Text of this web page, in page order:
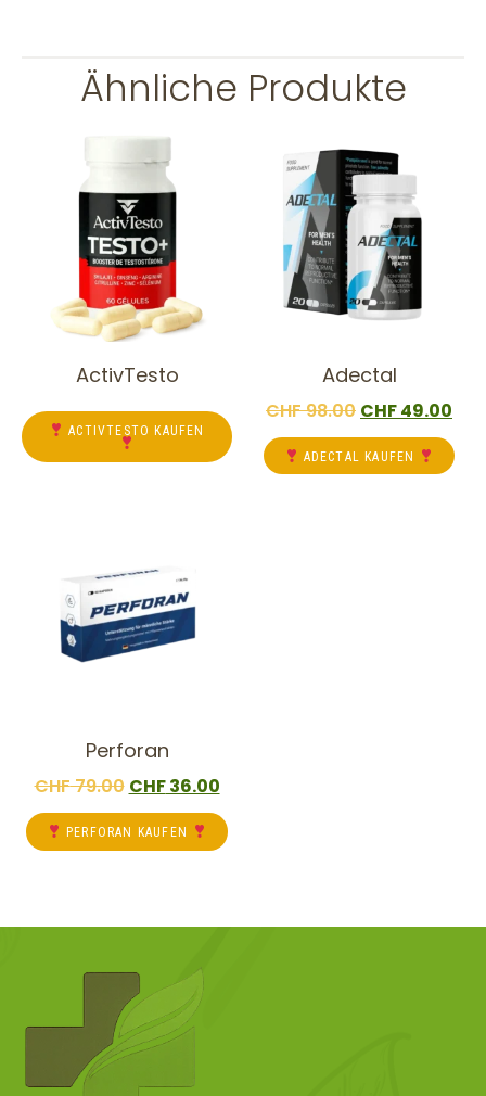
Ähnliche Produkte
ActivTesto
ACTIVTESTO KAUFEN
Adectal
CHF98.00 CHF49.00
ADECTAL KAUFEN
Perforan
CHF79.00 CHF36.00
PERFORAN KAUFEN